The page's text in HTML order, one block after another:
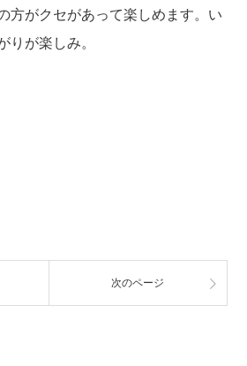
方がクセがあって楽しめます。い
りが楽しみ。
次のページ